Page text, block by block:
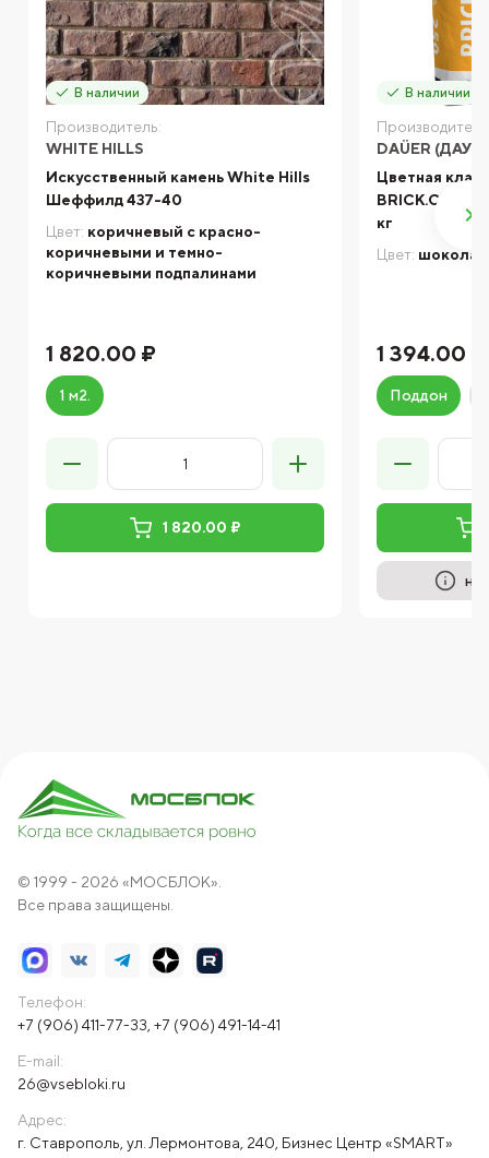
В наличии
Производитель:
WHITE HILLS
Искусственный камень White Hills
Шеффилд 437-40
Цвет: коричневый с красно-
коричневыми и темно-
коричневыми подпалинами
1 820.00 ₽
1 м2.
1 820.00 ₽
В наличии
DAÜER
Цветная
кг
Цвет: шоколад
1 394.00 ₽
Поддон
на
© 1999 - 2026 «МОСБЛОК».
Все права защищены.
Телефон:
+7 (906) 411-77-33 +7 (906) 491-14-41
E-mail:
26@vsebloki.ru
Адрес:
г. Ставрополь, ул. Лермонтова, 240, Бизнес Центр «SMART»